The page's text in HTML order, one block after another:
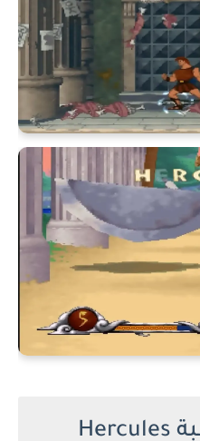
فديو شرح لعبة Hercules